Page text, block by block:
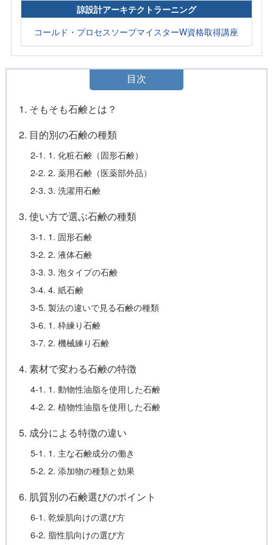
諒設計アーキテクトラーニング
コールド・プロセスソープマイスターW資格取得講座
目次
1. そもそも石鹸とは？
2. 目的別の石鹸の種類
2-1. 1. 化粧石鹸（固形石鹸）
2-2. 2. 薬用石鹸（医薬部外品）
2-3. 3. 洗濯用石鹸
3. 使い方で選ぶ石鹸の種類
3-1. 1. 固形石鹸
3-2. 2. 液体石鹸
3-3. 3. 泡タイプの石鹸
3-4. 4. 紙石鹸
3-5. 製法の違いで見る石鹸の種類
3-6. 1. 枠練り石鹸
3-7. 2. 機械練り石鹸
4. 素材で変わる石鹸の特徴
4-1. 1. 動物性油脂を使用した石鹸
4-2. 2. 植物性油脂を使用した石鹸
5. 成分による特徴の違い
5-1. 1. 主な石鹸成分の働き
5-2. 2. 添加物の種類と効果
6. 肌質別の石鹸選びのポイント
6-1. 乾燥肌向けの選び方
6-2. 脂性肌向けの選び方